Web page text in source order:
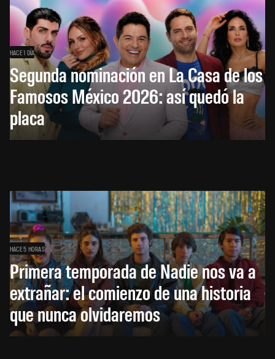
HACE 1 DÍA
Segunda nominación en La Casa de los
Famosos México 2026: así quedó la
placa
HACE 5 HORAS
Primera temporada de Nadie nos va a
extrañar: el comienzo de una historia
que nunca olvidaremos